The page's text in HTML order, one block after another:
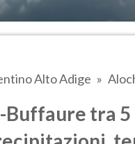
Alto Adige
tra